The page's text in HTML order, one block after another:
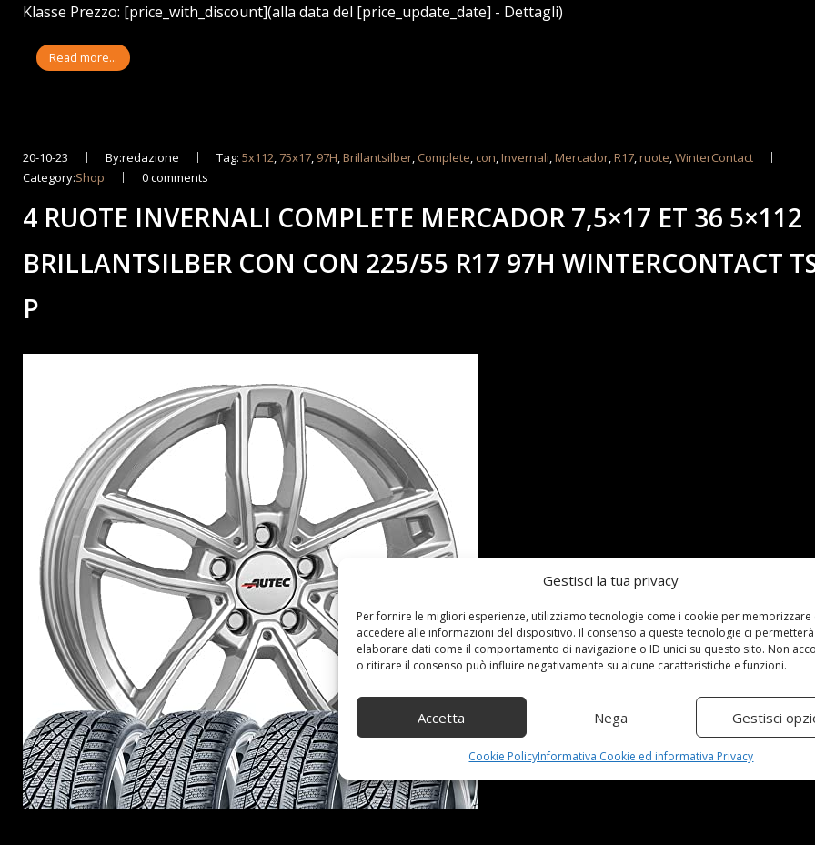
Gestisci la tua privacy
Per fornire le migliori esperienze, utilizziamo tecnologie come i cookie per memorizzare
accedere alle informazioni del dispositivo. Il consenso a queste tecnologie ci
elaborare dati come il comportamento di navigazione o ID unici su questo sito. Non
o ritirare il consenso può influire negativamente su alcune caratteristiche e funzioni.
Accetta Nega Gestisci
Cookie PolicyInformativa Cookie ed informativa Privacy
Klasse Prezzo: [price_with_discount](alla data del [price_update_date] - Dettagli)
Read more...
20-10-23 By:redazione Tag:5x112,75x17, 97H,Brillantsilber, Complete, con,Invernali,Mercador,R17,ruote,WinterContact
Category:Shop 0 comments
4 RUOTE INVERNALI COMPLETE MERCADOR 7,5×17 ET 36 5×112
BRILLANTSILBER CON CON 225/55 R17 97H WINTERCONTACT
P